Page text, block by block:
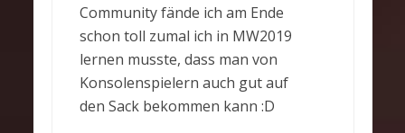
Community fände ich am Ende
schon toll zumal ich in MW2019
lernen musste, dass man von
Konsolenspielern auch gut auf
den Sack bekommen kann :D